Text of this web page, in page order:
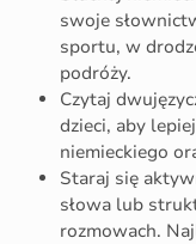
swoje
sportu, w
podróży.
Czytaj
dzieci, aby
niemieckiego
Staraj się
słowa lub
rozmowach.